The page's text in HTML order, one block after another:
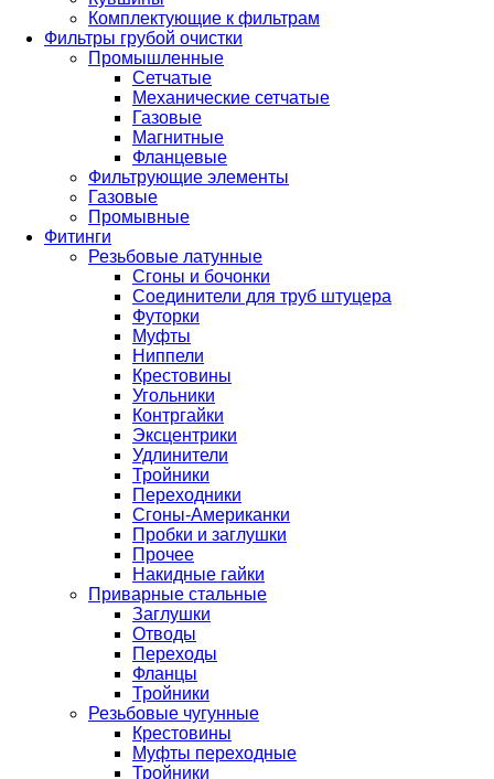
Комплектующие к фильтрам
Фильтры грубой очистки
Промышленные
Сетчатые
Механические сетчатые
Газовые
Магнитные
Фланцевые
Фильтрующие элементы
Газовые
Промывные
Фитинги
Резьбовые латунные
Сгоны и бочонки
Соединители для труб штуцера
Футорки
Муфты
Ниппели
Крестовины
Угольники
Контргайки
Эксцентрики
Удлинители
Тройники
Переходники
Сгоны-Американки
Пробки и заглушки
Прочее
Накидные гайки
Приварные стальные
Заглушки
Отводы
Переходы
Фланцы
Тройники
Резьбовые чугунные
Крестовины
Муфты переходные
Тройники